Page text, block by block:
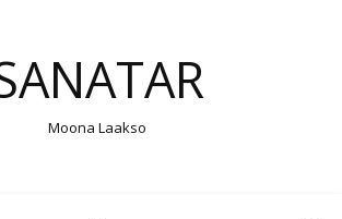
Moona Laakso